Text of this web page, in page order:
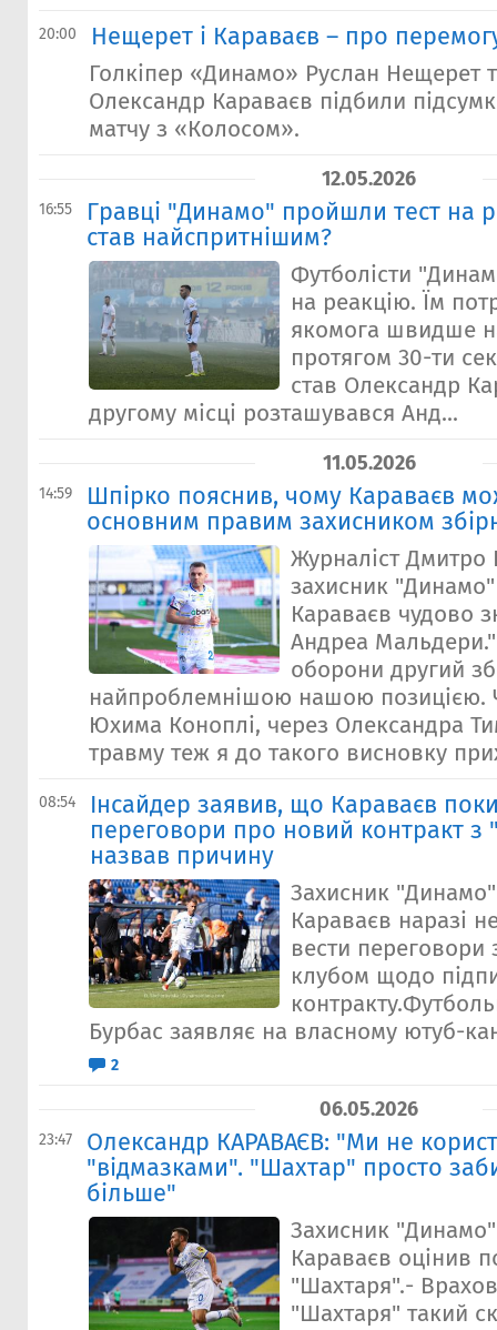
20:00 Нещерет і Караваєв – про
Голкіпер «Динамо» Руслан Нещерет
Олександр Караваєв підбили
матчу з «Колосом».
12.05.2026
16:55
Гравці "Динамо" пройшли тест на
став найспритнішим?
Футболісти
на реакцію. Їм
якомога швидше
протягом 30-ти
став Олександр
другому місці розташувався Анд...
11.05.2026
14:59
Шпірко пояснив, чому Караваєв
основним правим захисником
Журналіст
захисник
Караваєв чудово
Андреа
оборони другий
найпроблемнішою нашою позицією.
Юхима Коноплі, через Олександра
травму теж я до такого висновку
08:54
Інсайдер заявив, що Караваєв
переговори про новий контракт з
назвав причину
Захисник
Караваєв наразі
вести переговори
клубом щодо
Бурбас заявляє на власному ютуб-
2
06.05.2026
23:47
Олександр КАРАВАЄВ: "Ми не
"відмазками". "Шахтар" просто
більше"
Захисник
Караваєв оцінив
"Шахтаря".-
"Шахтаря" такий